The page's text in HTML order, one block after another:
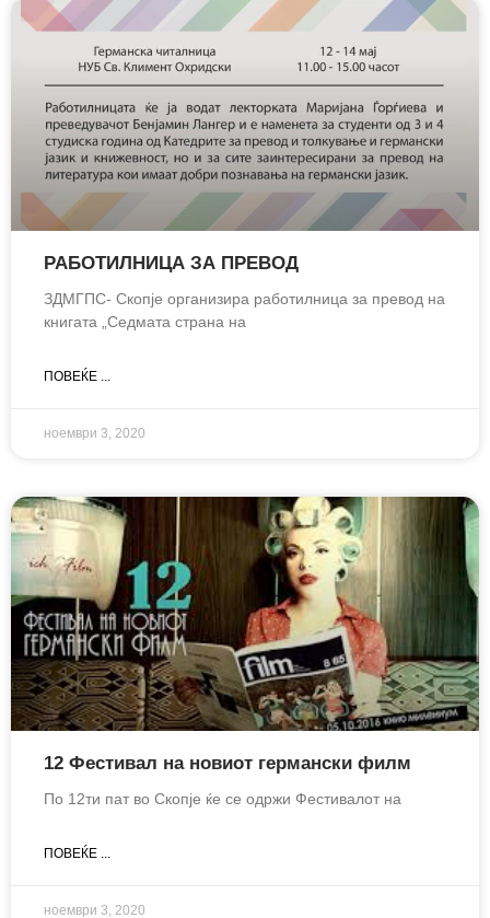
РАБОТИЛНИЦА ЗА ПРЕВОД
ЗДМГПС- Скопје организира работилница за превод на
книгата „Седмата страна на
ПОВЕЌЕ ...
ноември 3, 2020
12 Фестивал на новиот германски филм
По 12ти пат во Скопје ќе се одржи Фестивалот на
ПОВЕЌЕ ...
ноември 3, 2020